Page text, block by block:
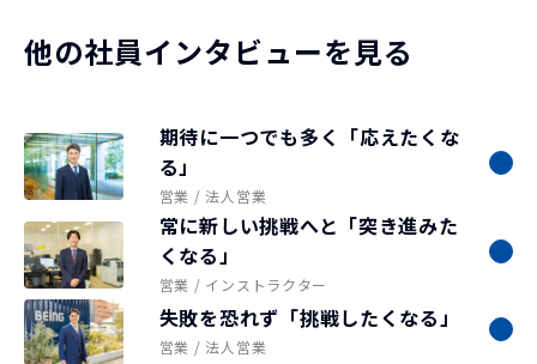
他の社員インタビューを見る
期待に一つでも多く「応えたくな
る」
営業 / 法人営業
常に新しい挑戦へと「突き進みた
くなる」
営業 / インストラクター
失敗を恐れず「挑戦したくなる」
営業 / 法人営業